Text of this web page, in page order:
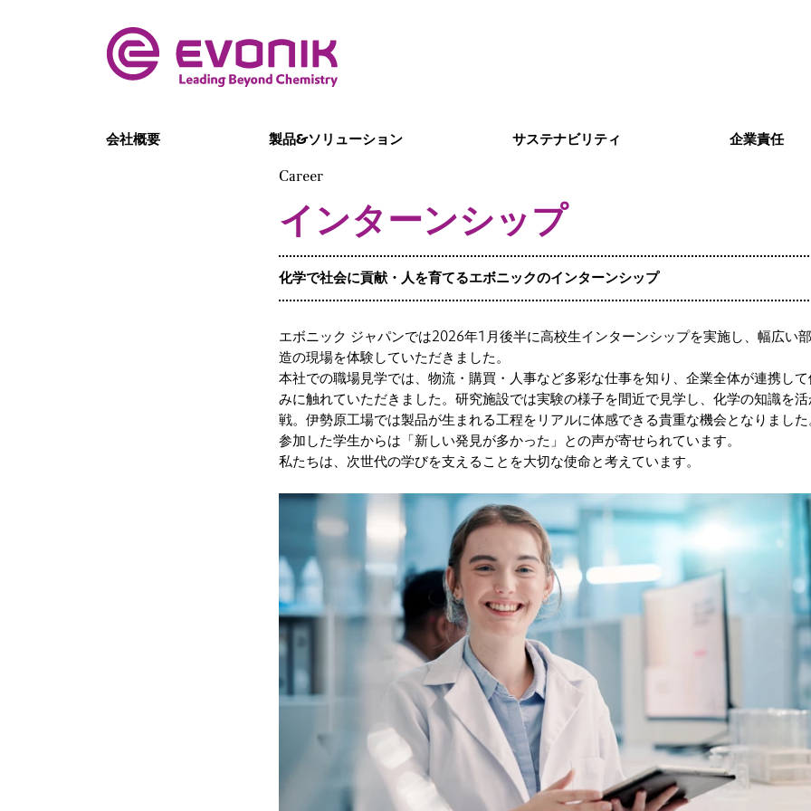
会社概要 製品&ソリューション サステナビリティ 企業責任
Career
インターンシップ
化学で社会に貢献・人を育てるエボニックのインターンシップ
エボニック ジャパンでは2026年1月後半に高校生インターンシップを実施し、幅広い
造の現場を体験していただきました。
本社での職場見学では、物流・購買・人事など多彩な仕事を知り、企業全体が連携し
みに触れていただきました。研究施設では実験の様子を間近で見学し、化学の知識を
戦。伊勢原工場では製品が生まれる工程をリアルに体感できる貴重な機会となりました
参加した学生からは「新しい発見が多かった」との声が寄せられています。
私たちは、次世代の学びを支えることを大切な使命と考えています。